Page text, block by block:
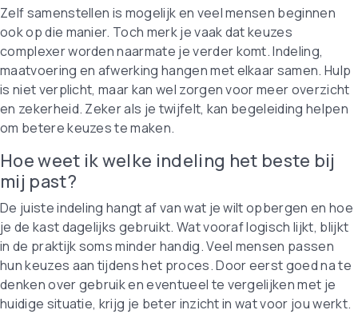
Zelf samenstellen is mogelijk en veel mensen beginnen
ook op die manier. Toch merk je vaak dat keuzes
complexer worden naarmate je verder komt. Indeling,
maatvoering en afwerking hangen met elkaar samen. Hulp
is niet verplicht, maar kan wel zorgen voor meer overzicht
en zekerheid. Zeker als je twijfelt, kan begeleiding helpen
om betere keuzes te maken.
Hoe weet ik welke indeling het beste bij
mij past?
De juiste indeling hangt af van wat je wilt opbergen en hoe
je de kast dagelijks gebruikt. Wat vooraf logisch lijkt, blijkt
in de praktijk soms minder handig. Veel mensen passen
hun keuzes aan tijdens het proces. Door eerst goed na te
denken over gebruik en eventueel te vergelijken met je
huidige situatie, krijg je beter inzicht in wat voor jou werkt.